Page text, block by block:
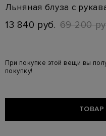
Льняная блуза с
13 840 руб. 69 200
При покупке этой вещи вы
покупку!